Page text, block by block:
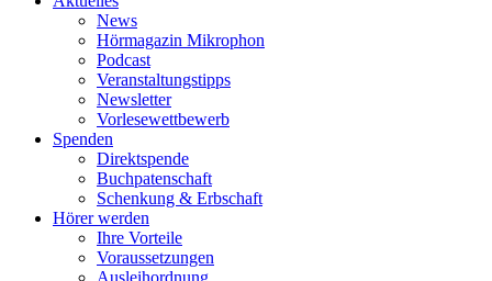
News
Hörmagazin Mikrophon
Podcast
Veranstaltungstipps
Newsletter
Vorlesewettbewerb
Spenden
Direktspende
Buchpatenschaft
Schenkung & Erbschaft
Hörer werden
Ihre Vorteile
Voraussetzungen
Ausleihordnung